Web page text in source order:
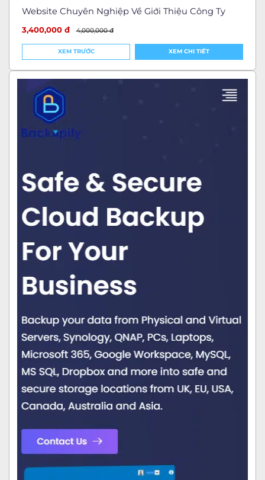
Website Chuyên Nghiệp Về Giới Thiệu Công Ty
3,400,000 đ 4,000,000 đ
XEM TRƯỚC XEM CHI TIẾT